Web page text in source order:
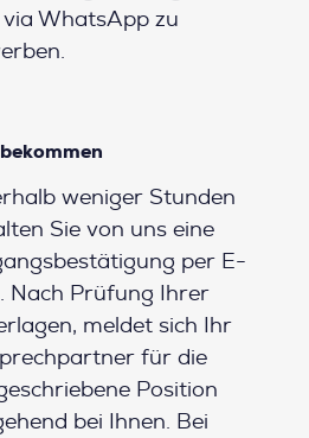
via WhatsApp zu
weniger Stunden
Sie von uns eine
per E-
Nach Prüfung Ihrer
meldet sich Ihr
für die
Position
bei Ihnen. Bei